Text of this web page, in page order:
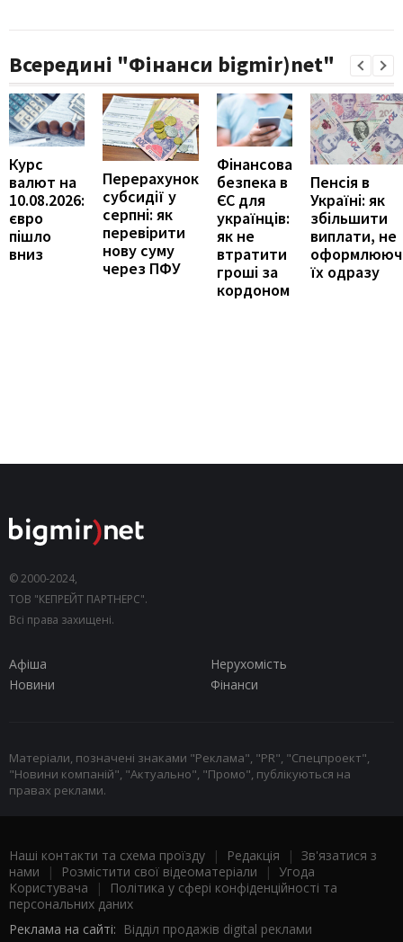
Всередині "Фінанси bigmir)net"
Курс
валют на
10.08.2026:
євро
пішло
вниз
Перерахунок
субсидії у
серпні: як
перевірити
нову суму
через ПФУ
Фінансова
безпека в
ЄС для
українців:
як не
втратити
гроші за
кордоном
Пенсія в
Україні: як
збільшити
виплати, не
їх одразу
© 2000-2024,
ТОВ "КЕПРЕЙТ ПАРТНЕРС".
Всі права захищені.
Афіша
Нерухомість
Новини
Фінанси
Матеріали, позначені знаками "Реклама", "PR", "Спецпроект",
"Новини компаній", "Актуально", "Промо", публікуються на
правах реклами.
Наші контакти та схема проїзду | Редакція | Зв'язатися з
нами | Розмістити свої відеоматеріали | Угода
Користувача |
Політика у сфері конфіденційності та
персональних даних
Реклама на сайті: Відділ продажів digital реклами